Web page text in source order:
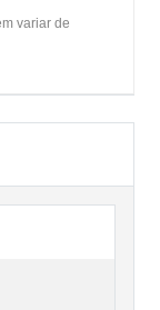
variar de